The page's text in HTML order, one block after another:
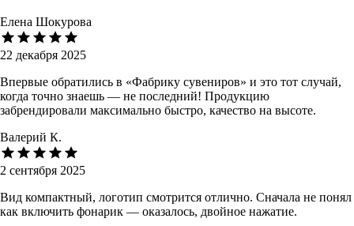
Елена Шокурова
22 декабря 2025
Впервые обратились в «Фабрику сувениров» и это тот случай,
когда точно знаешь — не последний! Продукцию
забрендировали максимально быстро, качество на высоте.
Валерий К.
2 сентября 2025
Вид компактный, логотип смотрится отлично. Сначала не понял
как включить фонарик — оказалось, двойное нажатие.